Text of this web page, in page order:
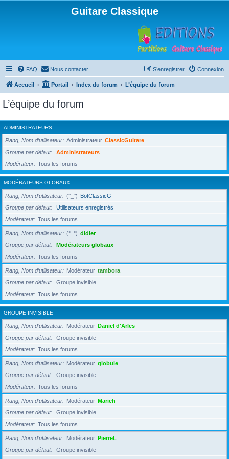
Guitare Classique
FAQ Nous contacter Connexion
S’enregistrer
Accueil Portail Index du forum L’équipe du forum
L’équipe du forum
ADMINISTRATEURS
Rang, Nom d’utilisateur Administrateur ClassicGuitare
Groupe par défaut
Administrateurs
Modérateur
Tous les forums
MODÉRATEURS GLOBAUX
Rang, Nom d’utilisateur (°_°) BotClassicG
Groupe par défaut
Utilisateurs enregistrés
Modérateur
Tous les forums
Rang, Nom d’utilisateur (°_°) didier
Groupe par défaut
Modérateurs globaux
Modérateur
Tous les forums
Rang, Nom d’utilisateur Modérateur tambora
Groupe par défaut
Groupe invisible
Modérateur
Tous les forums
GROUPE INVISIBLE
Rang, Nom d’utilisateur Modérateur Daniel d'Arles
Groupe par défaut
Groupe invisible
Modérateur
Tous les forums
Rang, Nom d’utilisateur Modérateur globule
Groupe par défaut
Groupe invisible
Modérateur
Tous les forums
Rang, Nom d’utilisateur Modérateur Marieh
Groupe par défaut
Groupe invisible
Modérateur
Tous les forums
Rang, Nom d’utilisateur Modérateur PierreL
Groupe par défaut
Groupe invisible